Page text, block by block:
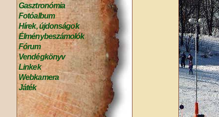
Gasztronómia
Fotóalbum
Hírek, újdonságok
Élménybeszámolók
Fórum
Vendégkönyv
Linkek
Webkamera
Játék